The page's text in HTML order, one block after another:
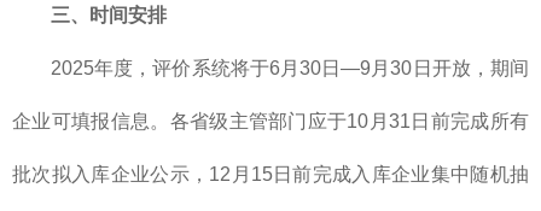
三、时间安排
2025年度，评价系统将于6月30日—9月30日开放，期间
企业可填报信息。各省级主管部门应于10月31日前完成所有
批次拟入库企业公示，12月15日前完成入库企业集中随机抽